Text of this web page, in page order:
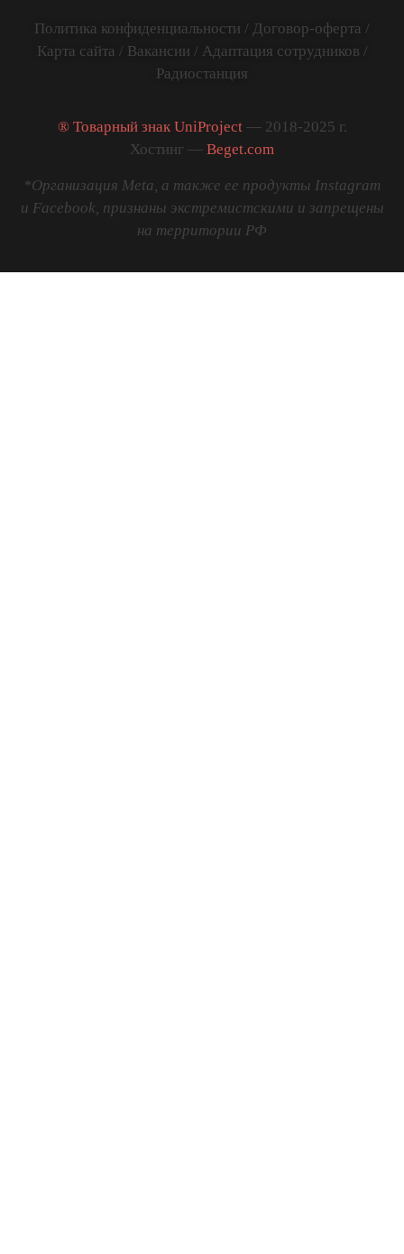
Политика конфиденциальности / Договор-оферта /
Карта сайта / Вакансии / Адаптация сотрудников /
Радиостанция
® Товарный знак UniProject— 2018-2025 г.
Хостинг — Beget.com
*Организация Meta, а также ее продукты Instagram
и Facebook, признаны экстремистскими и запрещены
на территории РФ